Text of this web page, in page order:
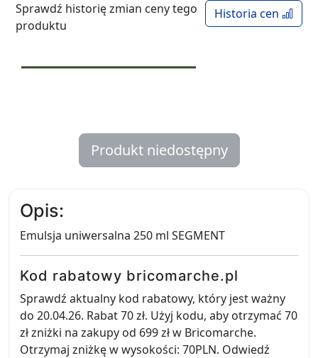
Historia cen
Sprawdź historię zmian ceny tego
produktu
Produkt niedostępny
Opis:
Emulsja uniwersalna 250 ml SEGMENT
Kod rabatowy bricomarche.pl
Sprawdź aktualny kod rabatowy, który jest ważny
do 20.04.26. Rabat 70 zł. Użyj kodu, aby otrzymać 70
zł zniżki na zakupy od 699 zł w Bricomarche.
Otrzymaj zniżkę w wysokości: 70PLN. Odwiedź